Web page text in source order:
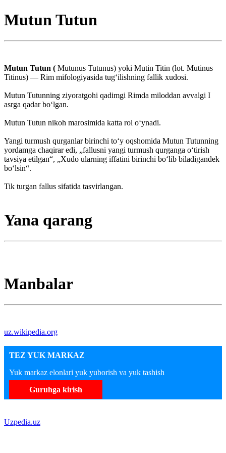
Mutun Tutun
Mutun Tutun ( Mutunus Tutunus) yoki Mutin Titin (lot. Mutinus
Titinus) — Rim mifologiyasida tugʻilishning fallik xudosi.
Mutun Tutunning ziyoratgohi qadimgi Rimda miloddan avvalgi I
asrga qadar boʻlgan.
Mutun Tutun nikoh marosimida katta rol oʻynadi.
Yangi turmush qurganlar birinchi toʻy oqshomida Mutun Tutunning
yordamga chaqirar edi, „fallusni yangi turmush qurganga oʻtirish
tavsiya etilgan“, „Xudo ularning iffatini birinchi boʻlib biladigandek
boʻlsin“.
Tik turgan fallus sifatida tasvirlangan.
Yana qarang
Manbalar
uz.wikipedia.org
TEZ YUK MARKAZ
Yuk markaz elonlari yuk yuborish va yuk tashish
Guruhga kirish
Uzpedia.uz